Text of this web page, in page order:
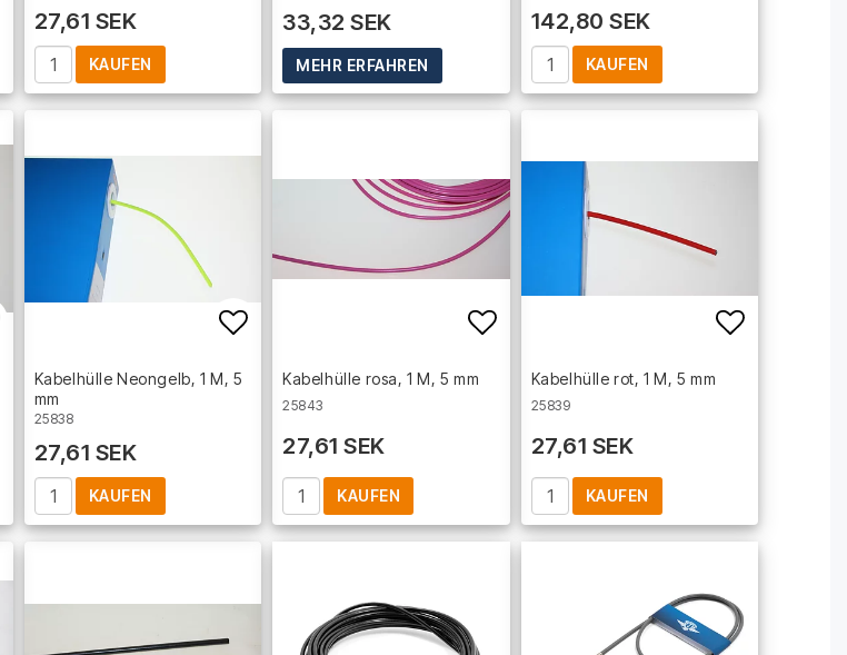
27,61 SEK
KAUFEN
33,32 SEK
MEHR ERFAHREN
142,80 SEK
KAUFEN
to list of favoritesAdd to list of favorites
Kabelhülle Neongelb, 1 M, 5
mm
25838
27,61 SEK
KAUFEN
Add to list of favorites
Kabelhülle rosa, 1 M, 5 mm
25843
27,61 SEK
KAUFEN
Kabelhülle rot, 1 M, 5 mm
25839
27,61 SEK
KAUFEN